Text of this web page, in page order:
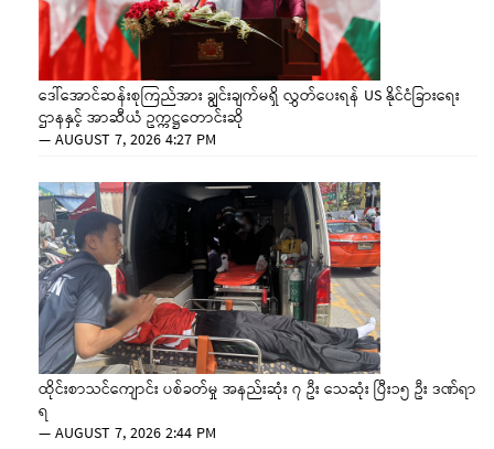
ဒေါ်အောင်ဆန်းစုကြည်အား ချွင်းချက်မရှိ လွှတ်ပေးရန် US နိုင်ငံခြားရေး
ဌာနနှင့် အာဆီယံ ဥက္ကဋ္ဌတောင်းဆို
—AUGUST 7, 2026 4:27 PM
ထိုင်းစာသင်ကျောင်း ပစ်ခတ်မှု အနည်းဆုံး ၇ ဦး သေဆုံး ပြီး၁၅ ဦး ဒဏ်ရာ
ရ
—AUGUST 7, 2026 2:44 PM